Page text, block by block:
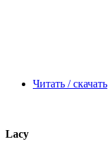
Читать / скачать
Lacy